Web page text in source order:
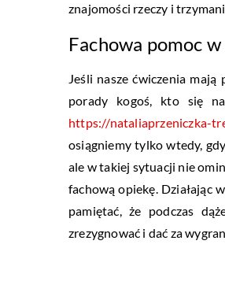
znajomości rzeczy i
Fachowa pomoc
Jeśli nasze ćwiczenia
porady kogoś, kto się
https://nataliaprzeniczka-
osiągniemy tylko wtedy,
ale w takiej sytuacji nie
fachową opiekę. Działając
pamiętać, że podczas
zrezygnować i dać za